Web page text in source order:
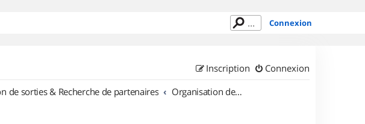
Connexion
Connexion
Inscription
de sorties & Recherche de partenaires Organisation de sorties en région Bretagne